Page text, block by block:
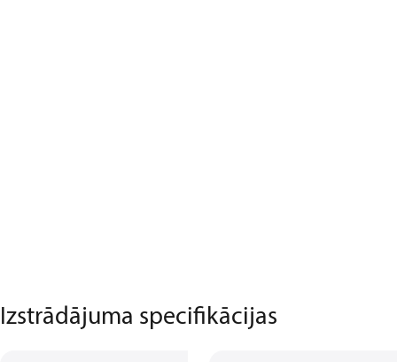
Izstrādājuma specifikācijas